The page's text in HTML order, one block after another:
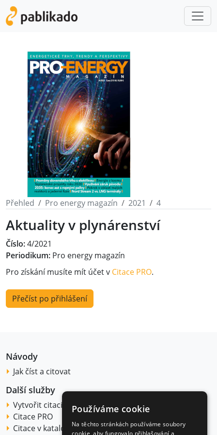
Přehled Pro energy magazín 2021 4
Aktuality v plynárenství
Číslo:4/2021
Periodikum: Pro energy magazín
Pro získání musíte mít účet v Citace PRO.
Přečíst po přihlášení
Návody
Jak číst a citovat
Další služby
Vytvořit citaci
Citace PRO
Citace v katalogu
Používáme cookie
Na těchto stránkách používáme soubory
cookie, aby fungovalo přihlašování a